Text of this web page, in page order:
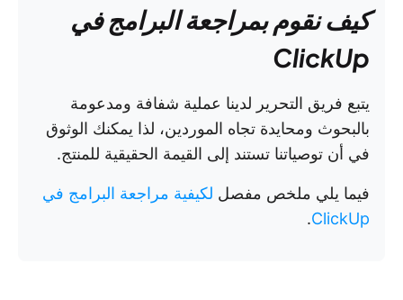
كيف نقوم بمراجعة البرامج في
ClickUp
يتبع فريق التحرير لدينا عملية شفافة ومدعومة
بالبحوث ومحايدة تجاه الموردين، لذا يمكنك الوثوق
في أن توصياتنا تستند إلى القيمة الحقيقية للمنتج.
فيما يلي ملخص مفصل لكيفية مراجعة البرامج في
ClickUp
.